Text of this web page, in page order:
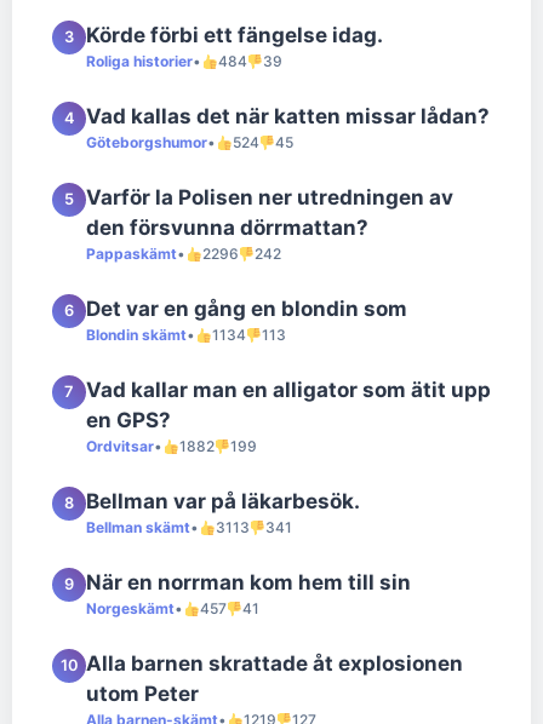
3 Körde förbi ett fängelse idag.
Roliga historier• 484 39
4 Vad kallas det när katten missar lådan?
Göteborgshumor• 524 45
5
Varför la Polisen ner utredningen av
den försvunna dörrmattan?
Pappaskämt• 2296 242
6 Det var en gång en blondin som
Blondin skämt• 1134 113
7
Vad kallar man en alligator som ätit upp
en GPS?
Ordvitsar• 1882 199
8 Bellman var på läkarbesök.
Bellman skämt• 3113 341
9 När en norrman kom hem till sin
Norgeskämt• 457 41
10 Alla barnen skrattade åt explosionen
utom Peter
Alla barnen-skämt• 1219 127